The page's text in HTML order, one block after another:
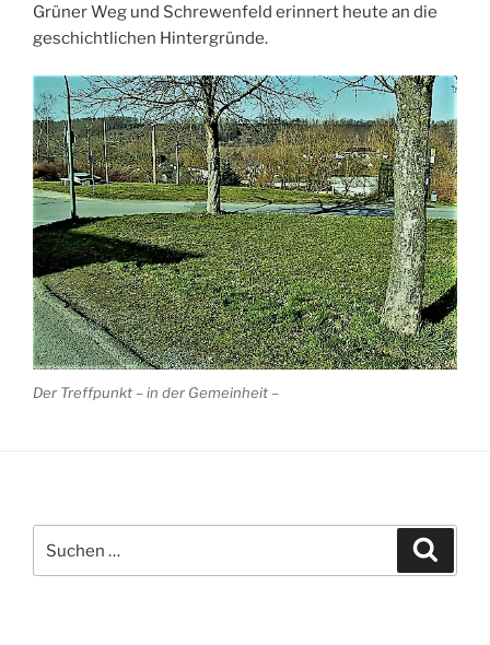
Grüner Weg und Schrewenfeld erinnert heute an die
geschichtlichen Hintergründe.
Der Treffpunkt – in der Gemeinheit –
nach: